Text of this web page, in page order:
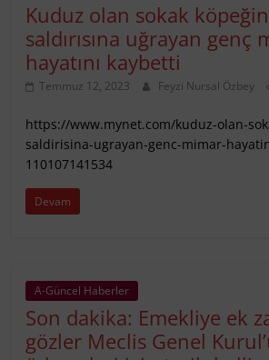
Kuduz olan sokak
saldırısına uğrayan genç
hayatını kaybetti
Temmuz 12, 2023 Feyzi Nursal Özbey
https://www.mynet.com/kuduz-olan-
saldirisina-ugrayan-genc-mimar-
110107141534
Devam
A-Güncel Haberler
Son dakika: Emekliye ek
gözler Meclis Genel